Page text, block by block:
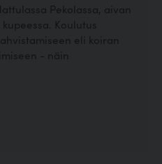
Pekolassa, aivan
Koulutus
eli koiran
- näin